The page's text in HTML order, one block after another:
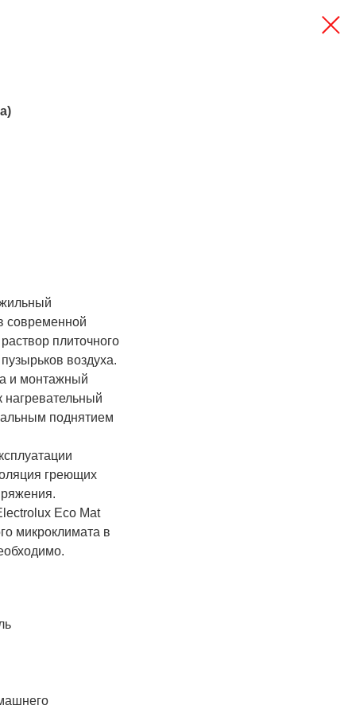
современной
плиточного
воздуха.
и монтажный
нагревательный
поднятием
греющих
Eco Mat
микроклимата в